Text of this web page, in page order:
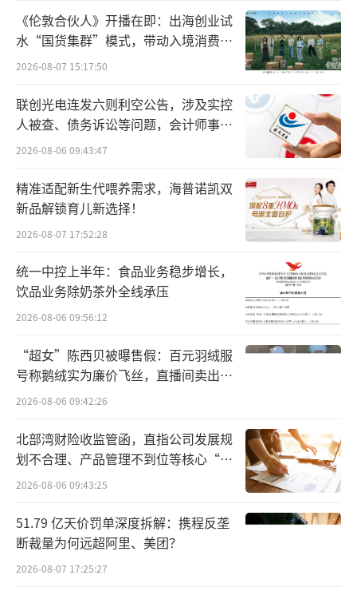
《伦敦合伙人》开播在即：出海创业试
水“国货集群”模式，带动入境消费反
向种草
2026-08-07 15:17:50
联创光电连发六则利空公告，涉及实控
人被查、债务诉讼等问题，会计师事务
所曾出具“保留意见”
2026-08-06 09:43:47
精准适配新生代喂养需求，海普诺凯双
新品解锁育儿新选择！
2026-08-07 17:52:28
统一中控上半年：食品业务稳步增长，
饮品业务除奶茶外全线承压
2026-08-06 09:56:12
“超女”陈西贝被曝售假：百元羽绒服
号称鹅绒实为廉价飞丝，直播间卖出超
百万元
2026-08-06 09:42:26
北部湾财险收监管函，直指公司发展规
划不合理、产品管理不到位等核心“痛
点”
2026-08-06 09:43:25
51.79 亿天价罚单深度拆解：携程反垄
断裁量为何远超阿里、美团？
2026-08-07 17:25:27